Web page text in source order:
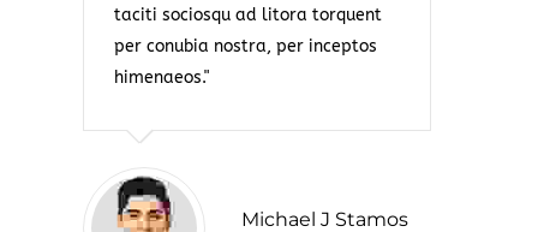
taciti sociosqu ad litora torquent
per conubia nostra, per inceptos
himenaeos.
Michael J Stamos